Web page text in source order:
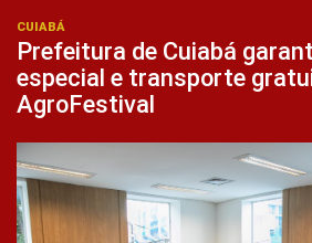
CUIABÁ
Prefeitura de Cuiabá
especial e transporte
AgroFestival